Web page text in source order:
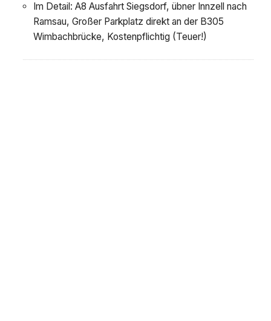
Im Detail: A8 Ausfahrt Siegsdorf, übner Innzell nach
Ramsau, Großer Parkplatz direkt an der B305
Wimbachbrücke, Kostenpflichtig (Teuer!)